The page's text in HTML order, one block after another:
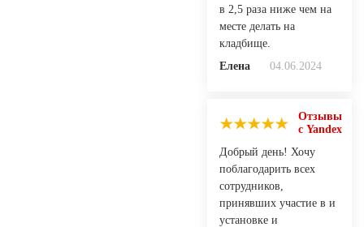
в 2,5 раза ниже чем на
месте делать на
кладбище.
Елена
04.06.2024
Отзывы
с Yandex
Добрый день! Хочу
поблагодарить всех
сотрудников,
принявших участие в и
установке и